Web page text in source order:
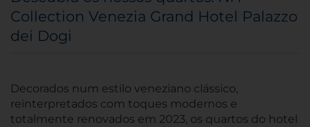
Collection Venezia Grand Hotel Palazzo
dei Dogi
Decorados num estilo veneziano clássico,
reinterpretados com toques modernos e
totalmente renovados em 2023, os quartos do hotel